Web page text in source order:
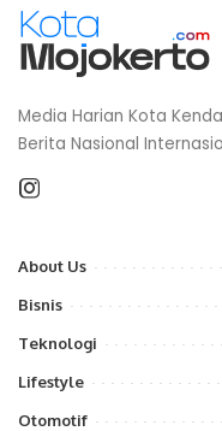
Media Harian Kota
Berita Nasional
About Us
Bisnis
Teknologi
Lifestyle
Otomotif